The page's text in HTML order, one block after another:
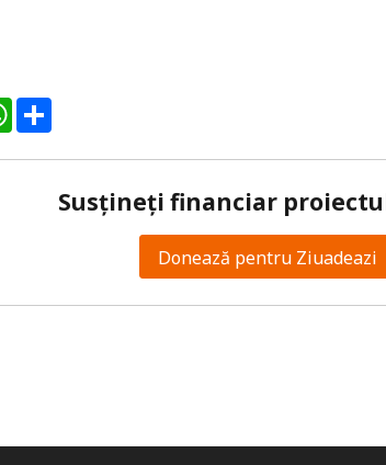
WhatsApp
Susțineți financiar
Donează pentru Ziuadeazi